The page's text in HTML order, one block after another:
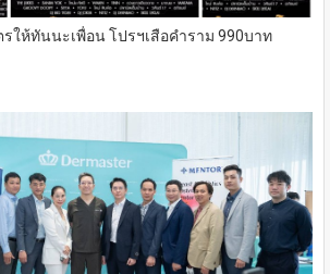
รให้ทันนะเพื่อน โปรฯเสือคำราม 990บาท